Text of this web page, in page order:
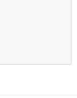
資金を500万円
ｿｰｼｬﾙﾚﾝﾃﾞｨﾝｸﾞ･暴